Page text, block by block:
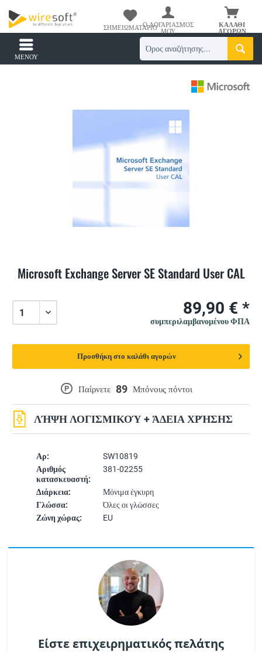
ΚΑΛΆΘΙ
ΑΓΟΡΏΝ
ΣΗΜΕΙΩΜΑΤΆΡΙΟΟ ΛΟΓΑΡΙΑΣΜΌΣ
ΜΟΥ
ΜΕΝΟΎ
Microsoft Exchange Server SE Standard User CAL
Αρ:
SW10819
Αριθμός
κατασκευαστή:
381-02255
Διάρκεια:
Μόνιμα έγκυρη
Γλώσσα:
Όλες οι γλώσσες
Ζώνη χώρας:
EU
P Παίρνετε 89 Μπόνους πόντοι
ΛΉΨΗ ΛΟΓΙΣΜΙΚΟΎ + ΆΔΕΙΑ ΧΡΉΣΗΣ
89,90 € *
συμπεριλαμβανομένου ΦΠΑ
Προσθήκη στο καλάθι αγορών
Είστε επιχειρηματικός πελάτης